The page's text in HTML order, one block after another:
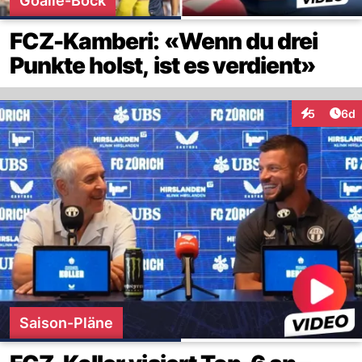
FCZ-Kamberi: «Wenn du drei
Punkte holst, ist es verdient»
5 6d
Saison-Pläne